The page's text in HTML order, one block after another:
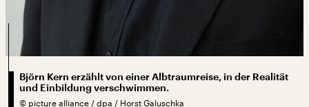
Björn Kern erzählt von einer Albtraumreise, in der Realität
und Einbildung verschwimmen.
© picture alliance / dpa / Horst Galuschka